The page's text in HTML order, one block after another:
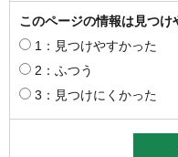
このページの情報は見つけ
1：見つけやすかった
2：ふつう
3：見つけにくかった